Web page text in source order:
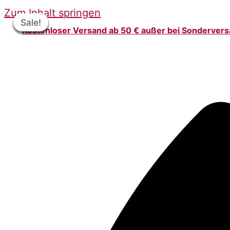
Zum Inhalt springen
Kostenloser Versand ab 50 € außer bei
Sale!
Sale!
Sale!
Sale!
Sale!
Sale!